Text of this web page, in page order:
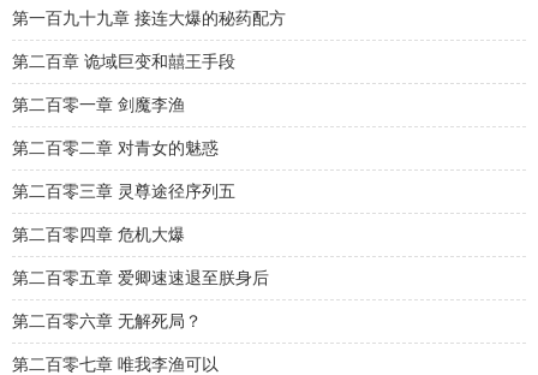
第一百九十九章 接连大爆的秘药配方
第二百章 诡域巨变和囍王手段
第二百零一章 剑魔李渔
第二百零二章 对青女的魅惑
第二百零三章 灵尊途径序列五
第二百零四章 危机大爆
第二百零五章 爱卿速速退至朕身后
第二百零六章 无解死局？
第二百零七章 唯我李渔可以